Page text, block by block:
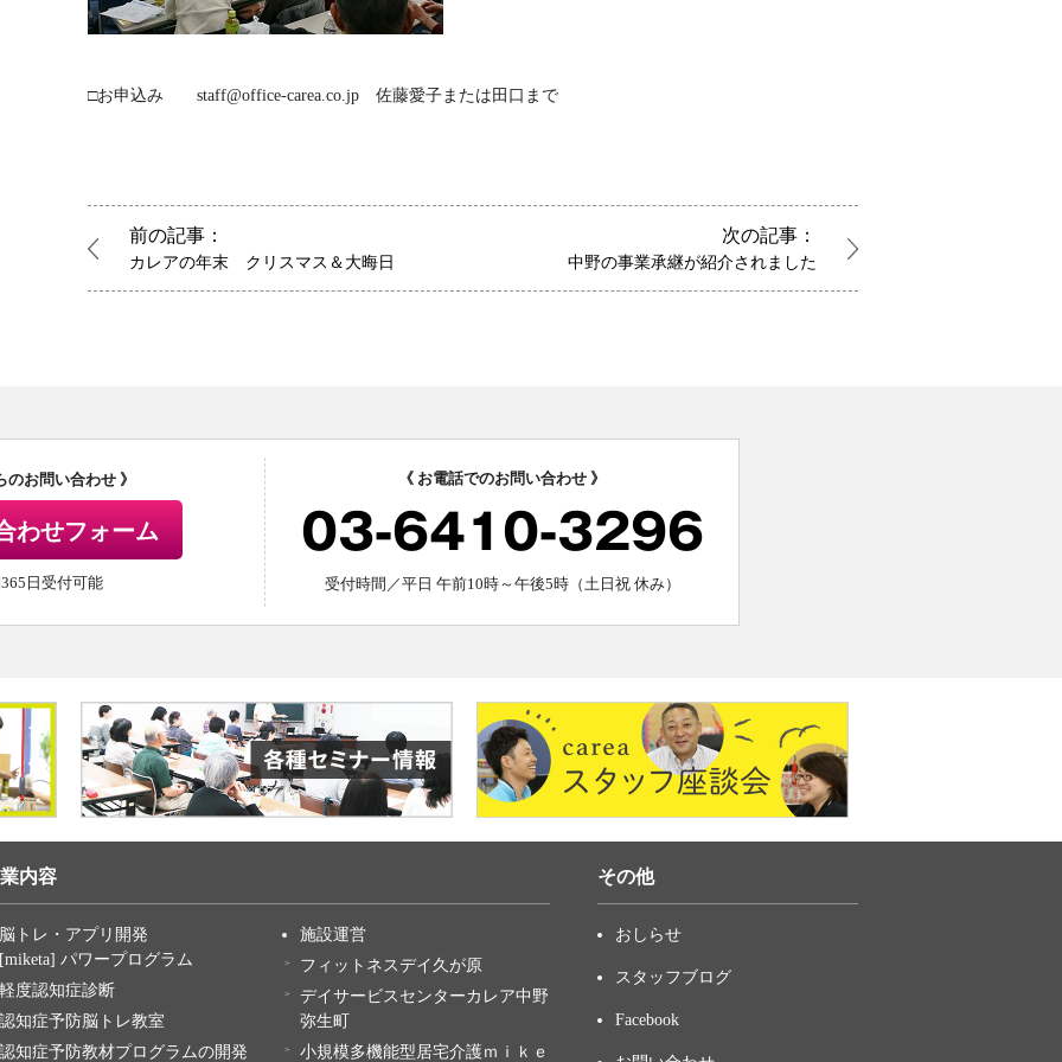
□お申込み staff@office-carea.co.jp 佐藤愛子または田口まで
前の記事：
カレアの年末 クリスマス＆大晦日
次の記事：
中野の事業承継が紹介されました
のお問い合わせ 》
わせフォーム
日受付可能
《 お電話でのお問い合わせ 》
03-6410-3296
受付時間／平日 午前10時～午後5時（土日祝 休み）
内容
脳トレ・アプリ開発
[miketa] パワープログラム
軽度認知症診断
認知症予防脳トレ教室
認知症予防教材プログラムの開発
施設運営
フィットネスデイ久が原
デイサービスセンターカレア中野
弥生町
小規模多機能型居宅介護ｍｉｋｅ
その他
おしらせ
スタッフブログ
Facebook